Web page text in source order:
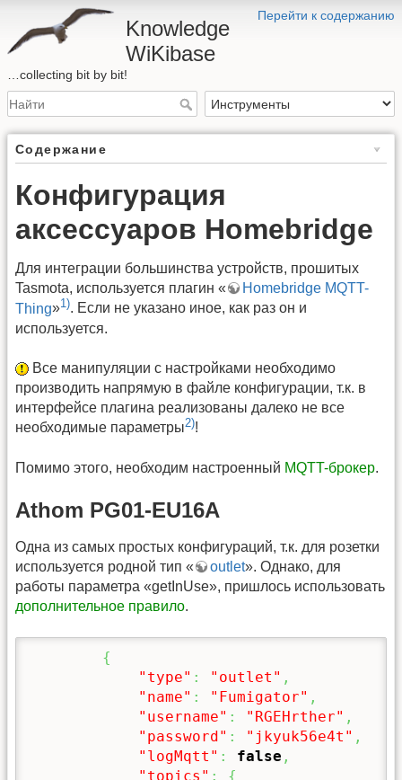
Перейти к содержанию
Knowledge
WiKibase
…collecting bit by bit!
Содержание
Конфигурация
аксессуаров Homebridge
Для интеграции большинства устройств, прошитых
Tasmota, используется плагин «
Homebridge MQTT-
Thing»1). Если не указано иное, как раз он и
используется.
Все манипуляции с настройками необходимо
производить напрямую в файле конфигурации, т.к. в
интерфейсе плагина реализованы далеко не все
необходимые параметры2)!
Помимо этого, необходим настроенный MQTT-брокер.
Athom PG01-EU16A
Одна из самых простых конфигураций, т.к. для розетки
используется родной тип «
outlet». Однако, для
работы параметра «getInUse», пришлось использовать
дополнительное правило.
{
"type" : "outlet" ,
"name" : "Fumigator" ,
"username" : "RGEHrther" ,
"password" : "jkyuk56e4t" ,
"logMqtt" : false ,
"topics" :
{